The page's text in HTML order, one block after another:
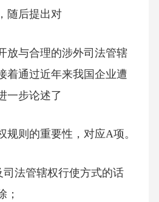
随后提出对
放与合理的涉外司法管辖
着通过近年来我国企业遭
一步论述了
规则的重要性，对应A项。
法管辖权行使方式的话
；